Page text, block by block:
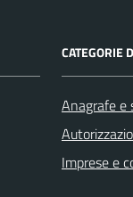
CATEGORIE
Anagrafe e
Imprese e